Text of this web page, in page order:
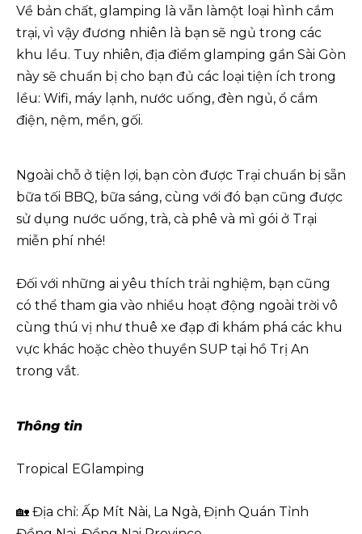
Về bản chất, glamping là vẫn làmột loại hình cắm
trại, vì vậy đương nhiên là bạn sẽ ngủ trong các
khu lều. Tuy nhiên, địa điểm glamping gần Sài Gòn
này sẽ chuẩn bị cho bạn đủ các loại tiện ích trong
lều: Wifi, máy lạnh, nước uống, đèn ngủ, ổ cắm
điện, nệm, mền, gối.
Ngoài chỗ ở tiện lợi, bạn còn được Trại chuẩn bị sẵn
bữa tối BBQ, bữa sáng, cùng với đó bạn cũng được
sử dụng nước uống, trà, cà phê và mì gói ở Trại
miễn phí nhé!
Đối với những ai yêu thích trải nghiệm, bạn cũng
có thể tham gia vào nhiều hoạt động ngoài trời vô
cùng thú vị như thuê xe đạp đi khám phá các khu
vực khác hoặc chèo thuyền SUP tại hồ Trị An
trong vắt.
Thông tin
Tropical EGlamping
🏡 Địa chỉ: Ấp Mít Nài, La Ngà, Định Quán Tỉnh